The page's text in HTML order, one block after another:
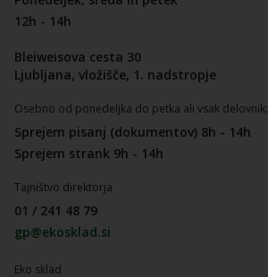
12h - 14h
Bleiweisova cesta 30
Ljubljana, vložišče, 1. nadstropje
Osebno od ponedeljka do petka ali vsak delovnik:
Sprejem pisanj (dokumentov) 8h - 14h
Sprejem strank 9h - 14h
Tajništvo direktorja
01 / 241 48 79
gp@ekosklad.si
Eko sklad